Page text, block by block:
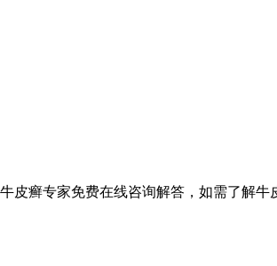
皮癣专家免费在线咨询解答，如需了解牛